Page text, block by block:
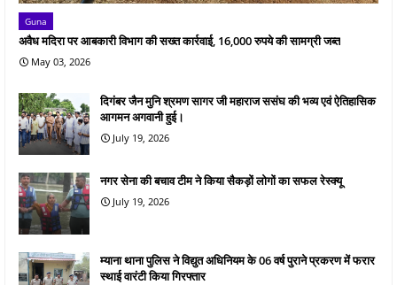
Guna
अवैध मदिरा पर आबकारी विभाग की सख्त कार्रवाई, 16,000 रुपये की सामग्री जब्त
May 03, 2026
दिगंबर जैन मुनि श्रमण सागर जी महाराज ससंघ की भव्य एवं ऐतिहासिक
आगमन अगवानी हुई।
July 19, 2026
नगर सेना की बचाव टीम ने किया सैकड़ों लोगों का सफल रेस्क्यू
July 19, 2026
म्याना थाना पुलिस ने विद्युत अधिनियम के 06 वर्ष पुराने प्रकरण में फरार
स्थाई वारंटी किया गिरफ्तार